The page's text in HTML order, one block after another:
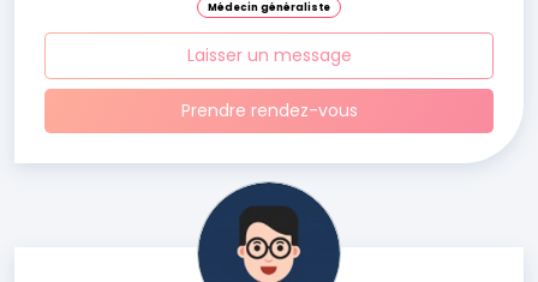
Médecin généraliste
Laisser un message
Prendre rendez-vous